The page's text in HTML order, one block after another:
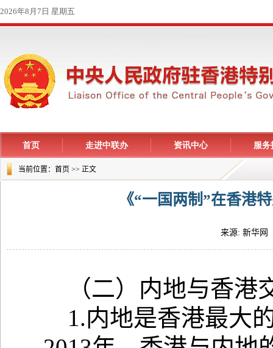
当前位置：首页>> 正文
《“一国两制”在香港
来源: 新华
（二）内地与香港
1.内地是香港最大